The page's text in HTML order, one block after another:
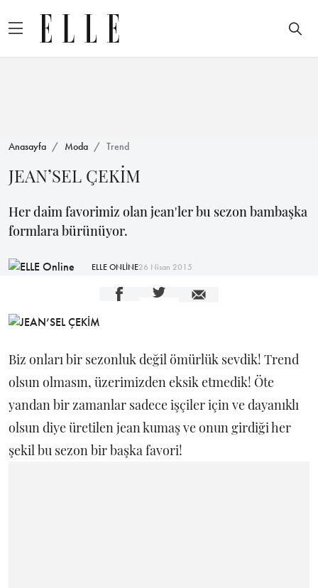
Anasayfa Moda Trend
JEAN’SEL ÇEKİM
Her daim favorimiz olan jean'ler bu sezon bambaşka
formlara bürünüyor.
ELLE ONLİNE26 Nisan 2015
Biz onları bir sezonluk değil ömürlük sevdik! Trend
olsun olmasın, üzerimizden eksik etmedik! Öte
yandan bir zamanlar sadece işçiler için ve dayanıklı
olsun diye üretilen jean kumaş ve onun girdiği her
şekil bu sezon bir başka favori!